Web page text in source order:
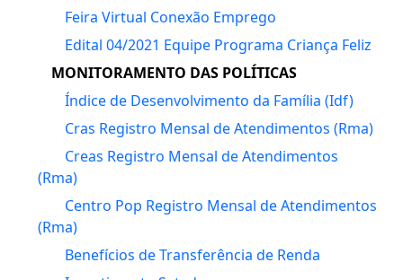
Feira Virtual Conexão Emprego
Edital 04/2021 Equipe Programa Criança Feliz
MONITORAMENTO DAS POLÍTICAS
Índice de Desenvolvimento da Família (Idf)
Cras Registro Mensal de Atendimentos (Rma)
Creas Registro Mensal de Atendimentos
(Rma)
Centro Pop Registro Mensal de Atendimentos
(Rma)
Benefícios de Transferência de Renda